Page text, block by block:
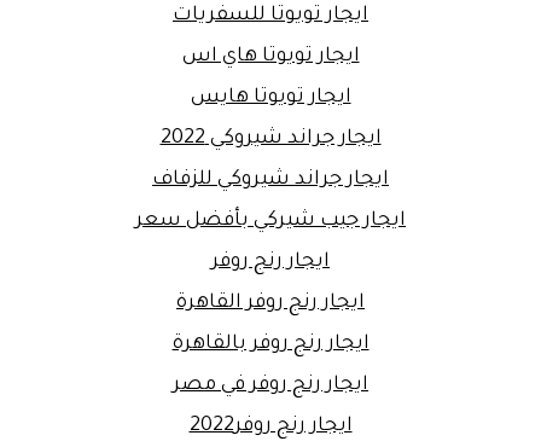
ايجار تويوتا للسفريات
ايجار تويوتا هاي اس
ايجار تويوتا هايس
ايجار جراند شيروكي 2022
ايجار جراند شيروكي للزفاف
ايجار جيب شيركي بأفضل سعر
ايجار رنج روفر
ايجار رنج روفر القاهرة
ايجار رنج روفر بالقاهرة
ايجار رنج روفر في مصر
ايجار رنج روفر2022